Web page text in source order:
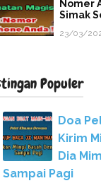
Nomer
Simak
23/03/
Populer
Doa
Kirim
Dia
Sampai Pagi